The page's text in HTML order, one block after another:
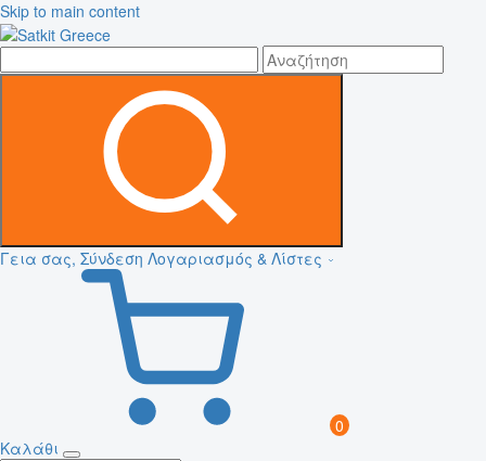
Skip to main content
Γεια σας, Σύνδεση Λογαριασμός & Λίστες
0
Καλάθι